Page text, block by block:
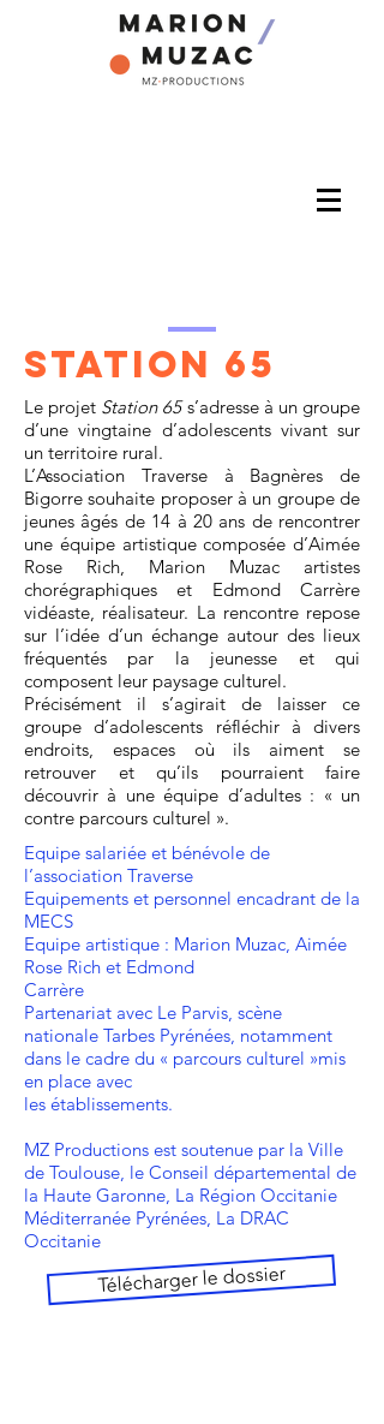
STATION 65
Le projet Station 65s’adresse à un groupe
d’une vingtaine d’adolescents vivant sur
un territoire rural.
L’Association Traverse à Bagnères de
Bigorre souhaite proposer à un groupe de
jeunes âgés de 14 à 20 ans de rencontrer
une équipe artistique composée d’Aimée
Rose Rich, Marion Muzac artistes
chorégraphiques et Edmond Carrère
vidéaste, réalisateur. La rencontre repose
sur l’idée d’un échange autour des lieux
fréquentés par la jeunesse et qui
composent leur paysage culturel.
Précisément il s’agirait de laisser ce
groupe d’adolescents réfléchir à divers
endroits, espaces où ils aiment se
retrouver et qu’ils pourraient faire
découvrir à une équipe d’adultes : « un
contre parcours culturel ».
Equipe salariée et bénévole de
l’association Traverse
Equipements et personnel encadrant de la
MECS
Equipe artistique : Marion Muzac, Aimée
Rose Rich et Edmond
Carrère
Partenariat avec Le Parvis, scène
nationale Tarbes Pyrénées, notamment
dans le cadre du « parcours culturel »mis
en place avec
les établissements.
MZ Productions est soutenue par la Ville
de Toulouse, le Conseil départemental de
la Haute Garonne, La Région Occitanie
Méditerranée Pyrénées, La DRAC
Occitanie
Télécharger le dossier